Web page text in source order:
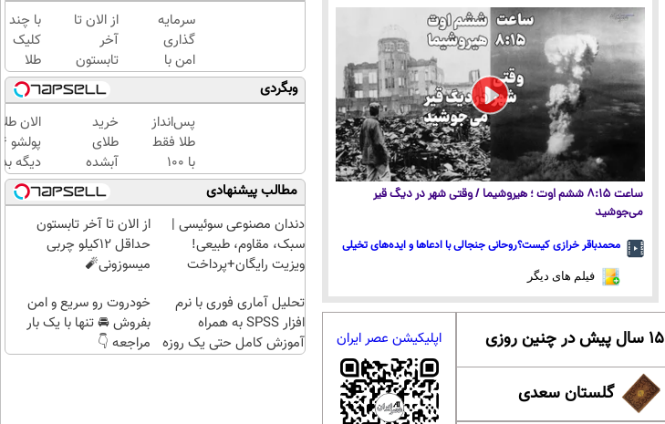
ساعت ۸:۱۵ ششم اوت ؛ هیروشیما / وقتی شهر در دیگ قیر
می‌جوشید
محمدباقر خرازی کیست؟روحانی جنجالی با ادعاها و ایده‌های تخیلی
فیلم های دیگر
۱۵ سال پیش در چنین روزی
گلستان سعدی
اپلیکیشن عصر ایران
سرمایه
گذاری
امن با
طلا و
نقره
دیجی
کالا
از الان تا
آخر
تابستون
حداقل
12کیلو
چربی
میسوزونی
🧨
با چند
کلیک
طلا
(ثبت‌نام
کن |
خرید
کن |
هدیه
بگیر)
وبگردی
پس‌انداز
طلا فقط
با ۱۰۰
هزارتومان
(امن و
راحت)
خرید
طلای
آبشده
حتی با
۱۰۰هزارتومان
الان
دیگه
طلا با
بی‌بهره
مطالب پیشنهادی
دندان مصنوعی سوئیسی |
سبک، مقاوم، طبیعی!
ویزیت رایگان+پرداخت
از الان تا آخر تابستون
حداقل 12کیلو چربی
میسوزونی🧨
تحلیل آماری فوری با نرم
افزار SPSS به همراه
آموزش کامل حتی یک روزه
خودروت رو سریع و امن
بفروش 🚘 تنها با یک بار
مراجعه 👇